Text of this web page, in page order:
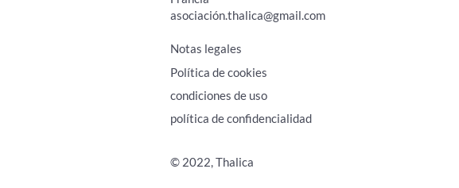
asociación.thalica@gmail.com
Notas legales
Política de cookies
condiciones de uso
política de confidencialidad
© 2022, Thalica